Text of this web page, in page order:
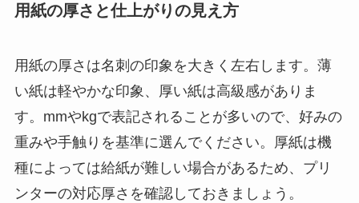
用紙の厚さと仕上がりの見え方
用紙の厚さは名刺の印象を大きく左右します。薄
い紙は軽やかな印象、厚い紙は高級感がありま
す。mmやkgで表記されることが多いので、好みの
重みや手触りを基準に選んでください。厚紙は機
種によっては給紙が難しい場合があるため、プリ
ンターの対応厚さを確認しておきましょう。